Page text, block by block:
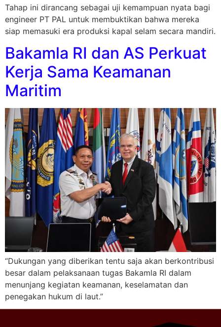
Tahap ini dirancang sebagai uji kemampuan nyata bagi
engineer PT PAL untuk membuktikan bahwa mereka
siap memasuki era produksi kapal selam secara mandiri.
Bakamla RI dan AS Perkuat
Kerja Sama Keamanan
Maritim
“Dukungan yang diberikan tentu saja akan berkontribusi
besar dalam pelaksanaan tugas Bakamla RI dalam
menunjang kegiatan keamanan, keselamatan dan
penegakan hukum di laut.”